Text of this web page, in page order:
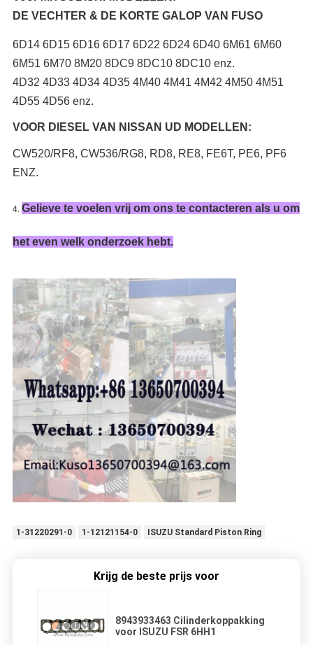
DE VECHTER & DE KORTE GALOP VAN FUSO
6D14 6D15 6D16 6D17 6D22 6D24 6D40 6M61 6M60
6M51 6M70 8M20 8DC9 8DC10 8DC10 enz.
4D32 4D33 4D34 4D35 4M40 4M41 4M42 4M50 4M51
4D55 4D56 enz.
VOOR DIESEL VAN NISSAN UD MODELLEN:
CW520/RF8, CW536/RG8, RD8, RE8, FE6T, PE6, PF6
ENZ.
4. Gelieve te voelen vrij om ons te contacteren als u om
het even welk onderzoek hebt.
1-31220291-0 1-12121154-0 ISUZU Standard Piston Ring
Krijg de beste prijs voor
8943933463 Cilinderkoppakking
voor ISUZU FSR 6HH1